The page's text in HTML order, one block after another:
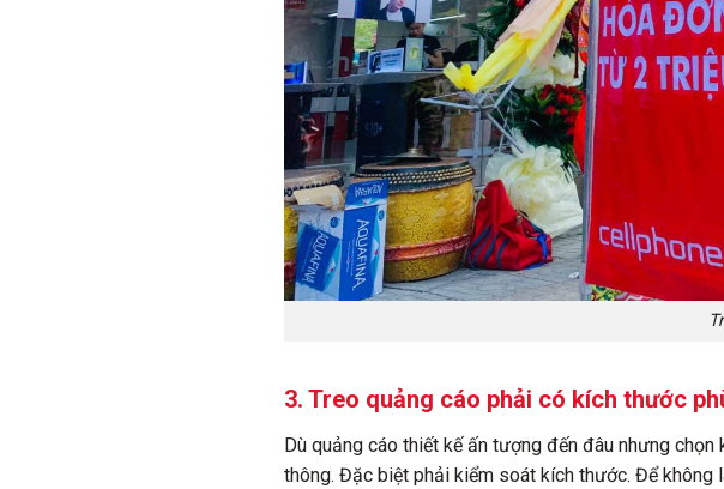
3. Treo quảng cáo phải có kích thước
Dù quảng cáo thiết kế ấn tượng đến đâu nhưng
thông. Đặc biệt phải kiểm soát kích thước. Để không